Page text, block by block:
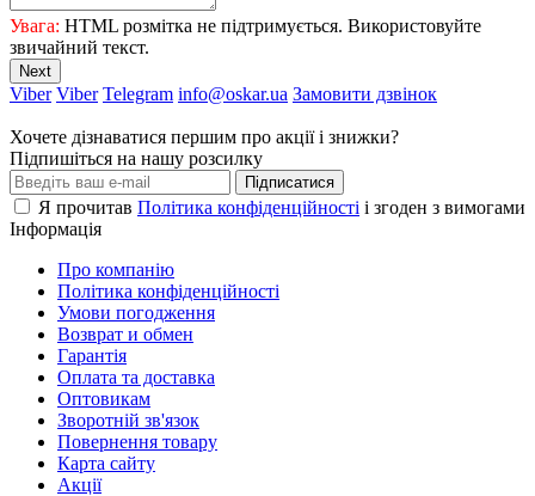
Увага: HTML розмітка не підтримується. Використовуйте
звичайний текст.
Next
Viber Viber Telegram info@oskar.ua Замовити дзвінок
Хочете дізнаватися першим про акції і знижки?
Підпишіться на нашу розсилку
Підписатися
Я прочитав Політика конфіденційності і згоден з вимогами
Інформація
Про компанію
Політика конфіденційності
Умови погодження
Возврат и обмен
Гарантія
Оплата та доставка
Оптовикам
Зворотній зв'язок
Повернення товару
Карта сайту
Акції